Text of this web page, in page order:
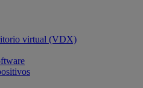
virtual (VDX)